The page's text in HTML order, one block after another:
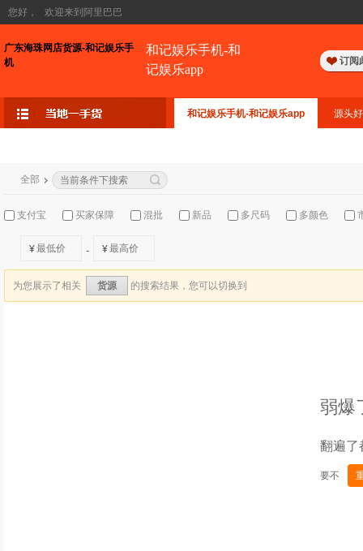
您好， 欢迎来到阿里巴巴
广东海珠网店货源-和记娱乐手
机
和记娱乐手机-和
记娱乐app
订阅
和记娱乐手机-和记娱乐app 源头
全部
支付宝 买家保障 混批 新品 多尺码 多颜色
¥ - ¥
为您展示了相关 货源 的搜索结果，您可以切换到
弱爆
翻遍了
要不